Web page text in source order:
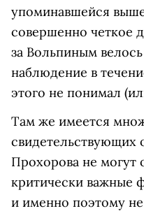
упоминавшейся
совершенно четкое
за Вольпиным
наблюдение в
этого не понимал
Там же имеется
свидетельствующих
Прохорова не могут
критически важные
и именно поэтому